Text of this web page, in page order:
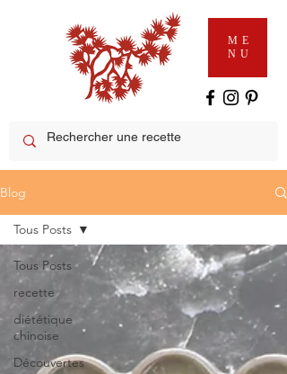
ME
NU
Blog
Tous Posts
recette
diététique
chinoise
Découvertes
Tous Posts